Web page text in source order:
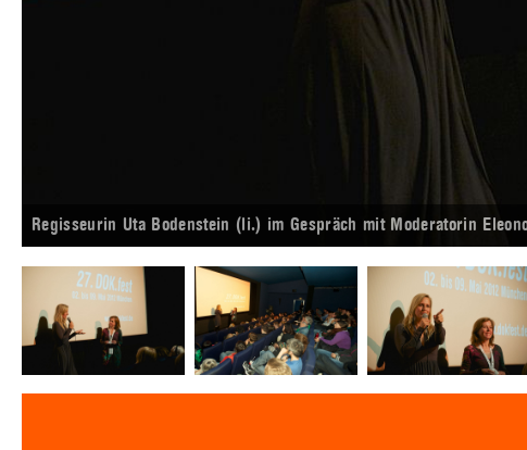
Regisseurin Uta Bodenstein (li.) im Gespräch mit Moderatorin